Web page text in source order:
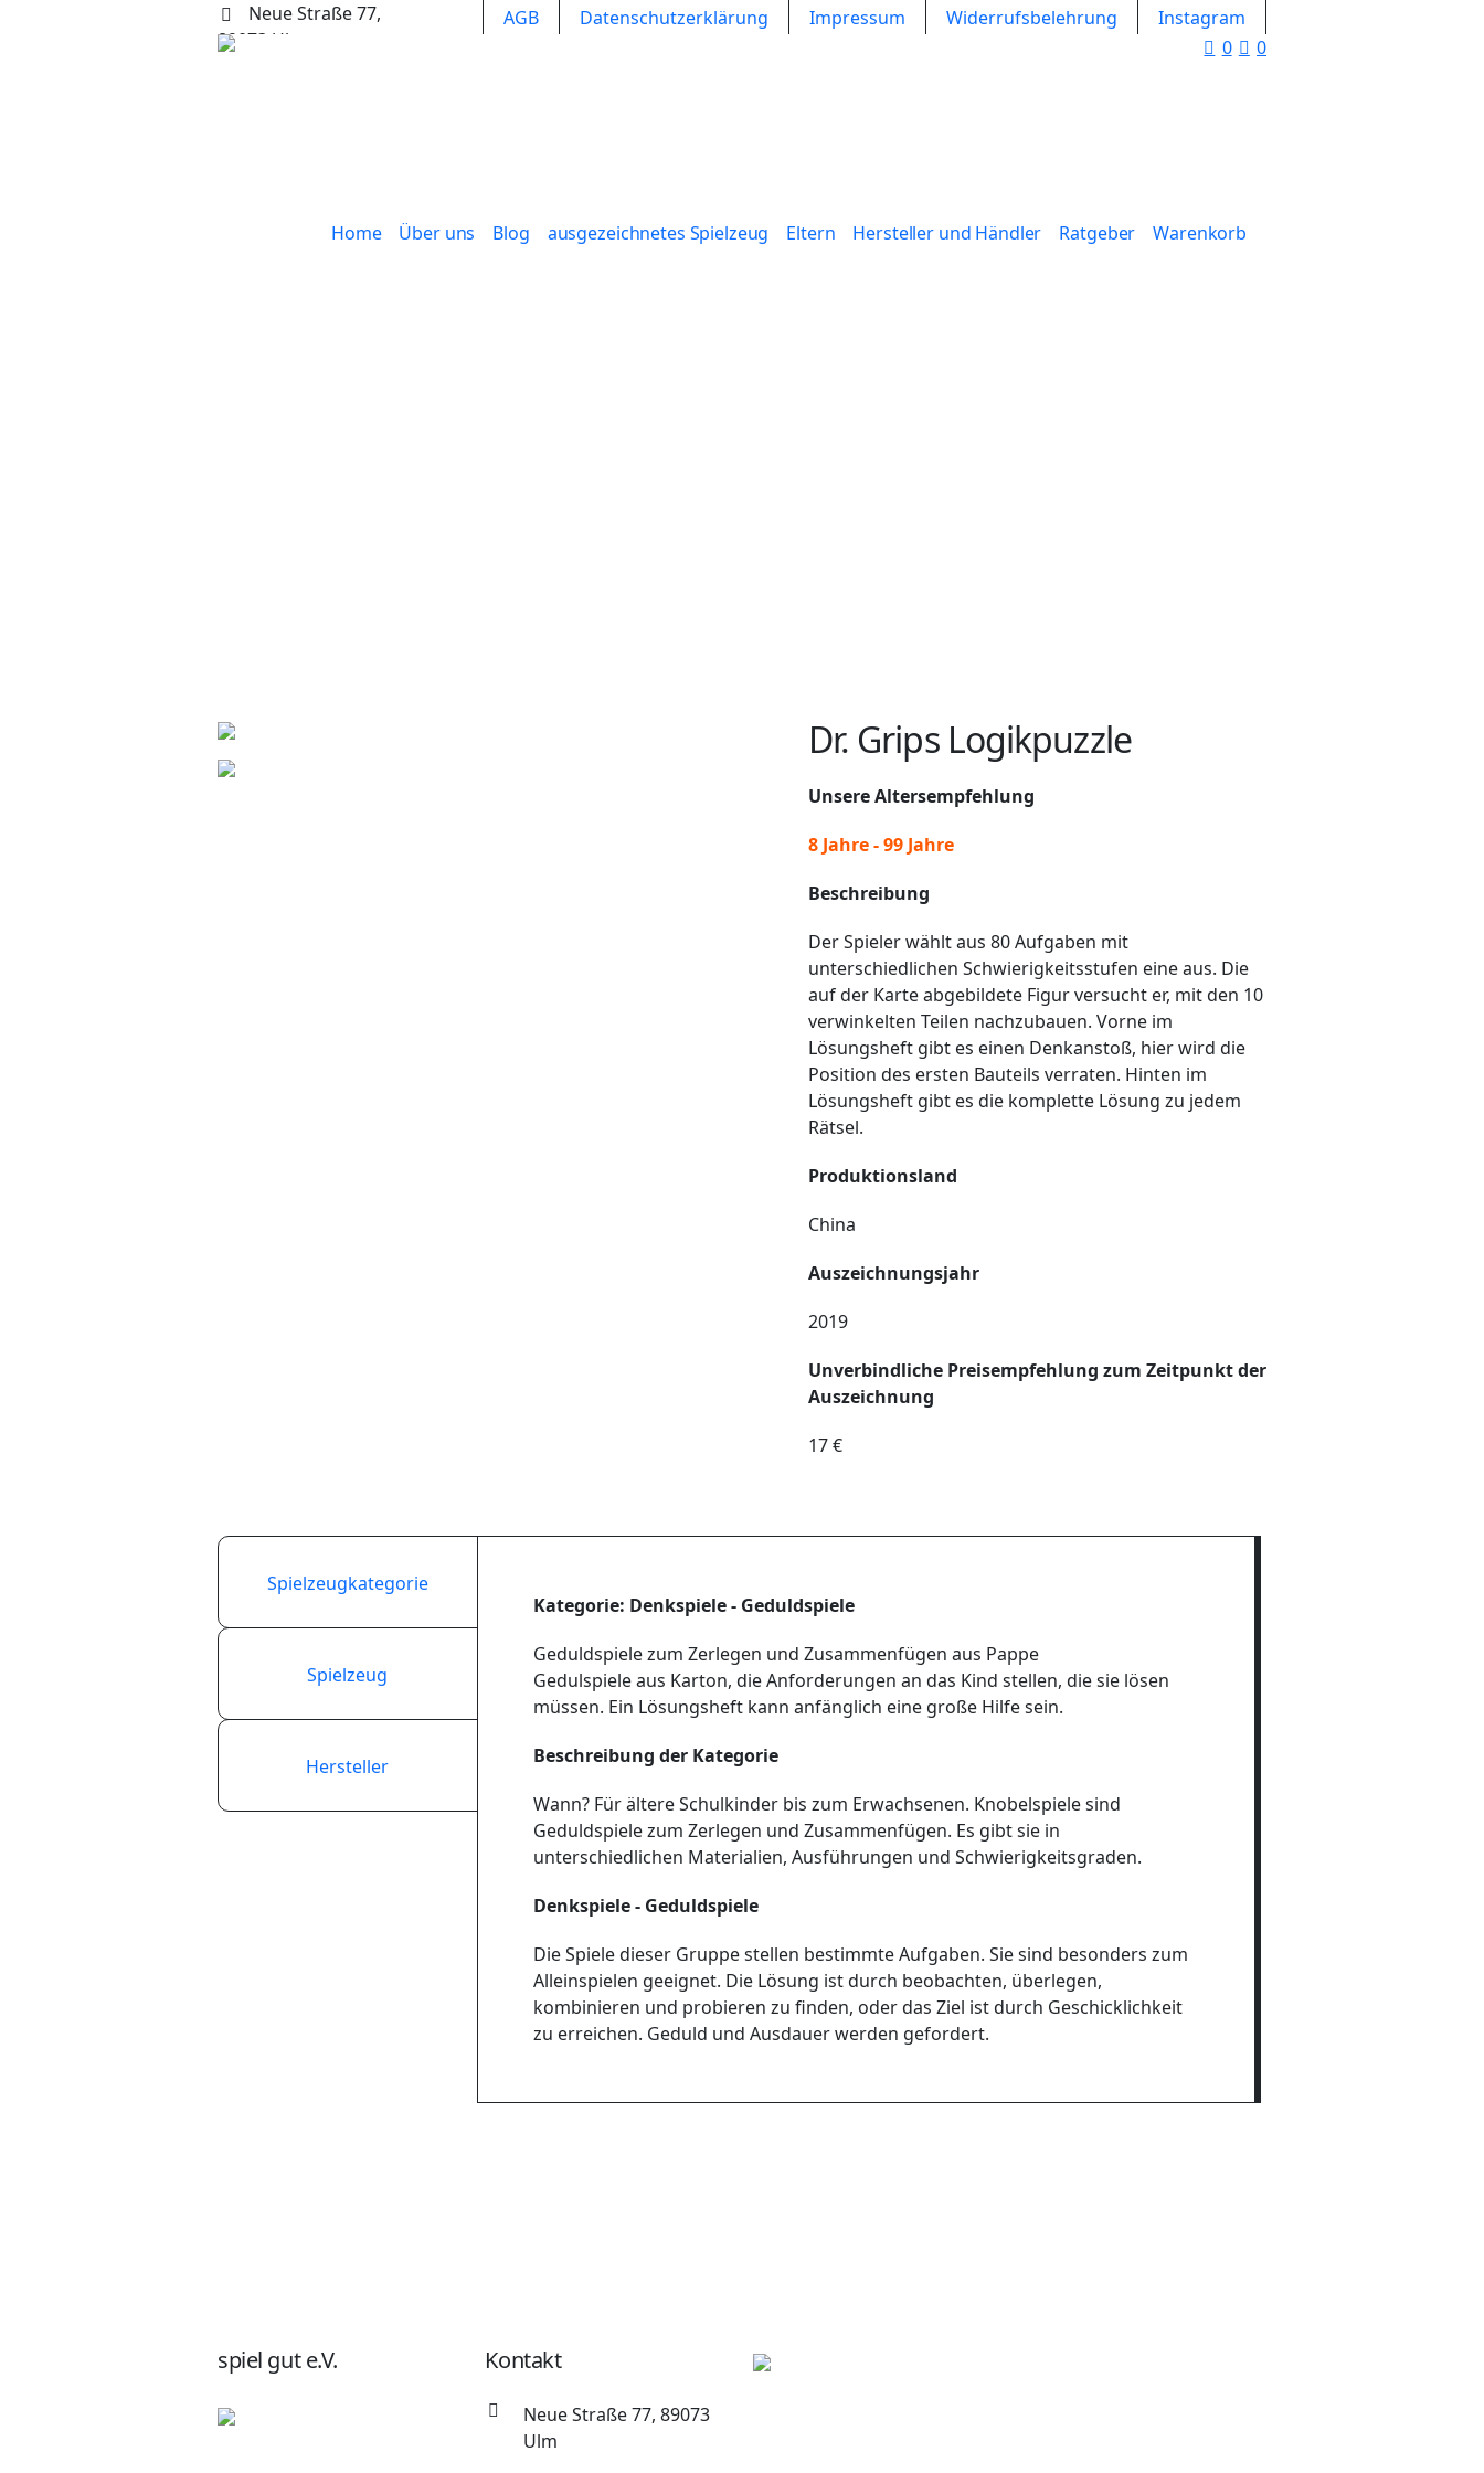
AGB Datenschutzerklärung Impressum Widerrufsbelehrung Instagram
Neue Straße 77,
89073 Ulm
0 0
Home Über uns Blog ausgezeichnetes Spielzeug Eltern Hersteller und Händler Ratgeber Warenkorb
Dr. Grips Logikpuzzle
Unsere Altersempfehlung
8 Jahre - 99 Jahre
Beschreibung
Der Spieler wählt aus 80 Aufgaben mit
unterschiedlichen Schwierigkeitsstufen eine aus. Die
auf der Karte abgebildete Figur versucht er, mit den 10
verwinkelten Teilen nachzubauen. Vorne im
Lösungsheft gibt es einen Denkanstoß, hier wird die
Position des ersten Bauteils verraten. Hinten im
Lösungsheft gibt es die komplette Lösung zu jedem
Rätsel.
Produktionsland
China
Auszeichnungsjahr
2019
Unverbindliche Preisempfehlung zum Zeitpunkt der
Auszeichnung
17 €
Spielzeugkategorie
Spielzeug
Hersteller
Kategorie: Denkspiele - Geduldspiele
Geduldspiele zum Zerlegen und Zusammenfügen aus Pappe
Gedulspiele aus Karton, die Anforderungen an das Kind stellen, die sie lösen
müssen. Ein Lösungsheft kann anfänglich eine große Hilfe sein.
Beschreibung der Kategorie
Wann? Für ältere Schulkinder bis zum Erwachsenen. Knobelspiele sind
Geduldspiele zum Zerlegen und Zusammenfügen. Es gibt sie in
unterschiedlichen Materialien, Ausführungen und Schwierigkeitsgraden.
Denkspiele - Geduldspiele
Die Spiele dieser Gruppe stellen bestimmte Aufgaben. Sie sind besonders zum
Alleinspielen geeignet. Die Lösung ist durch beobachten, überlegen,
kombinieren und probieren zu finden, oder das Ziel ist durch Geschicklichkeit
zu erreichen. Geduld und Ausdauer werden gefordert.
spiel gut e.V. Kontakt
Neue Straße 77, 89073
Ulm